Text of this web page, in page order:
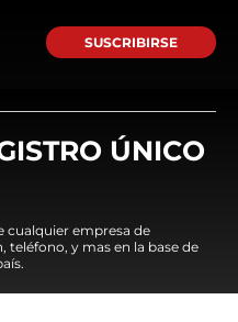
SUSCRIBIRSE
ÚNICO
cualquier empresa de
teléfono, y mas en la base de